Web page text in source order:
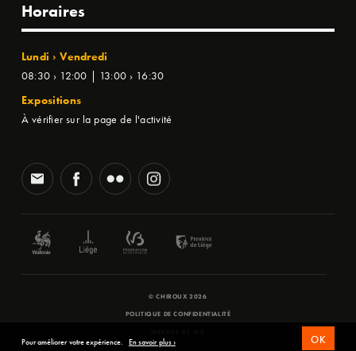
Horaires
Lundi › Vendredi
08:30 › 12:00 | 13:00 › 16:30
Expositions
À vérifier sur la page de l'activité
© CHIROUX 2026
POLITIQUE DE CONFIDENTIALITÉ
Pour améliorer votre expérience. En savoir plus › OK